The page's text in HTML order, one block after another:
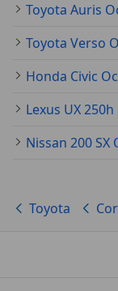
Toyota Auris
Toyota Verso
Honda Civic
Lexus UX
Nissan 200 SX
Toyota